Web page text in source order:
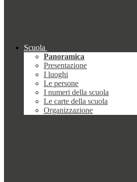
Scuola
Panoramica
Presentazione
I luoghi
Le persone
I numeri della scuola
Le carte della scuola
Organizzazione